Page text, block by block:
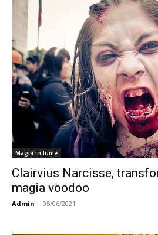
Magia in lume
Clairvius Narcisse,
magia voodoo
Admin - 05/06/2021